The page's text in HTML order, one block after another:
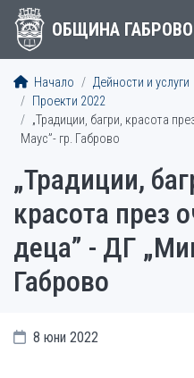
ОБЩИНА ГАБРОВО
Начало Дейности и услуги
Проекти 2022
„Традиции, багри, красота
Маус”- гр. Габрово
„Традиции,
красота през
деца” - ДГ
Габрово
8 юни 2022